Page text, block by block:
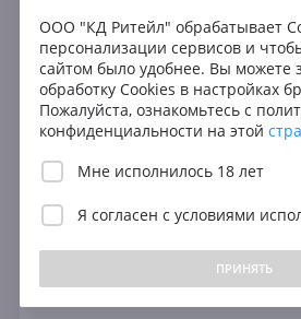
ООО "КД Ритейл" обрабатывает
персонализации сервисов и
сайтом было удобнее. Вы можете
обработку Cookies в настройках
Пожалуйста, ознакомьтесь с
конфиденциальности на этой
Мне исполнилось 18 лет
Я согласен с условиями
ПРИНЯТЬ